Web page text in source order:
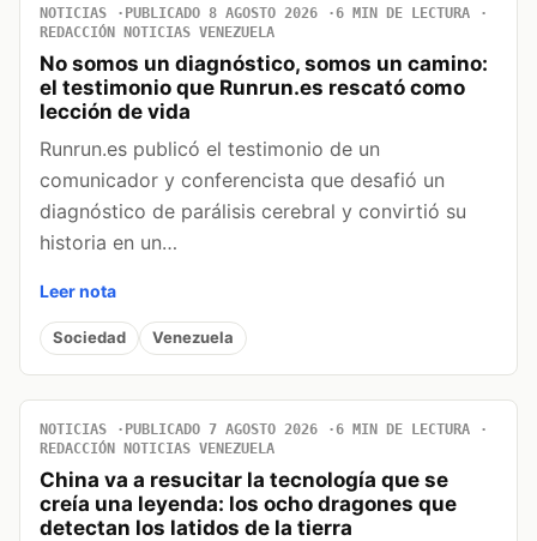
NOTICIAS PUBLICADO 8 AGOSTO 2026
6 MIN DE LECTURA
REDACCIÓN NOTICIAS VENEZUELA
No somos un diagnóstico, somos un camino:
el testimonio que Runrun.es rescató como
lección de vida
Runrun.es publicó el testimonio de un
comunicador y conferencista que desafió un
diagnóstico de parálisis cerebral y convirtió su
historia en un…
Leer nota
Sociedad Venezuela
NOTICIAS PUBLICADO 7 AGOSTO 2026
6 MIN DE LECTURA
REDACCIÓN NOTICIAS VENEZUELA
China va a resucitar la tecnología que se
creía una leyenda: los ocho dragones que
detectan los latidos de la tierra